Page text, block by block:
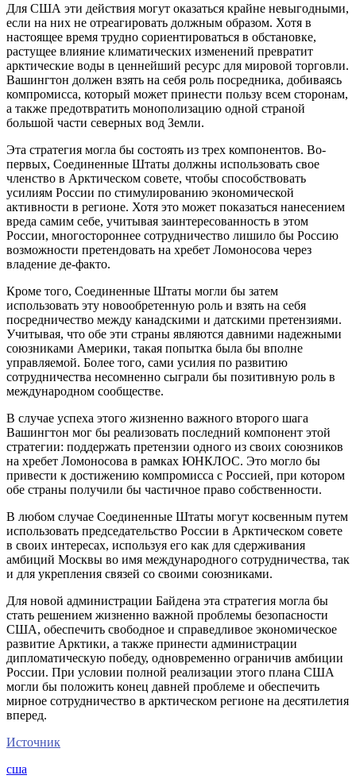
Для США эти действия могут оказаться крайне невыгодными,
если на них не отреагировать должным образом. Хотя в
настоящее время трудно сориентироваться в обстановке,
растущее влияние климатических изменений превратит
арктические воды в ценнейший ресурс для мировой торговли.
Вашингтон должен взять на себя роль посредника, добиваясь
компромисса, который может принести пользу всем сторонам,
а также предотвратить монополизацию одной страной
большой части северных вод Земли.
Эта стратегия могла бы состоять из трех компонентов. Во-
первых, Соединенные Штаты должны использовать свое
членство в Арктическом совете, чтобы способствовать
усилиям России по стимулированию экономической
активности в регионе. Хотя это может показаться нанесением
вреда самим себе, учитывая заинтересованность в этом
России, многостороннее сотрудничество лишило бы Россию
возможности претендовать на хребет Ломоносова через
владение де-факто.
Кроме того, Соединенные Штаты могли бы затем
использовать эту новообретенную роль и взять на себя
посредничество между канадскими и датскими претензиями.
Учитывая, что обе эти страны являются давними надежными
союзниками Америки, такая попытка была бы вполне
управляемой. Более того, сами усилия по развитию
сотрудничества несомненно сыграли бы позитивную роль в
международном сообществе.
В случае успеха этого жизненно важного второго шага
Вашингтон мог бы реализовать последний компонент этой
стратегии: поддержать претензии одного из своих союзников
на хребет Ломоносова в рамках ЮНКЛОС. Это могло бы
привести к достижению компромисса с Россией, при котором
обе страны получили бы частичное право собственности.
В любом случае Соединенные Штаты могут косвенным путем
использовать председательство России в Арктическом совете
в своих интересах, используя его как для сдерживания
амбиций Москвы во имя международного сотрудничества, так
и для укрепления связей со своими союзниками.
Для новой администрации Байдена эта стратегия могла бы
стать решением жизненно важной проблемы безопасности
США, обеспечить свободное и справедливое экономическое
развитие Арктики, а также принести администрации
дипломатическую победу, одновременно ограничив амбиции
России. При условии полной реализации этого плана США
могли бы положить конец давней проблеме и обеспечить
мирное сотрудничество в арктическом регионе на десятилетия
вперед.
Источник
сша